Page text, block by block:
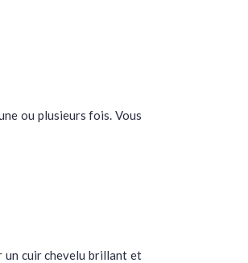
ou plusieurs fois. Vous
un cuir chevelu brillant et